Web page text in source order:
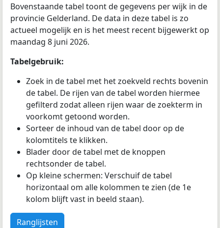
Bovenstaande tabel toont de gegevens per wijk in de
provincie Gelderland. De data in deze tabel is zo
actueel mogelijk en is het meest recent bijgewerkt op
maandag 8 juni 2026.
Tabelgebruik:
Zoek in de tabel met het zoekveld rechts bovenin
de tabel. De rijen van de tabel worden hiermee
gefilterd zodat alleen rijen waar de zoekterm in
voorkomt getoond worden.
Sorteer de inhoud van de tabel door op de
kolomtitels te klikken.
Blader door de tabel met de knoppen
rechtsonder de tabel.
Op kleine schermen: Verschuif de tabel
horizontaal om alle kolommen te zien (de 1e
kolom blijft vast in beeld staan).
Ranglijsten